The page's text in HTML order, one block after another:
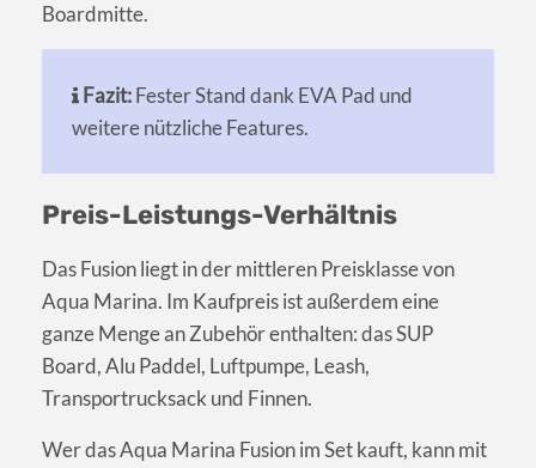
Boardmitte.
Fazit:Fester Stand dank EVA Pad und
weitere nützliche Features.
Preis-Leistungs-Verhältnis
Das Fusion liegt in der mittleren Preisklasse von
Aqua Marina. Im Kaufpreis ist außerdem eine
ganze Menge an Zubehör enthalten: das SUP
Board, Alu Paddel, Luftpumpe, Leash,
Transportrucksack und Finnen.
Wer das Aqua Marina Fusion im Set kauft, kann mit